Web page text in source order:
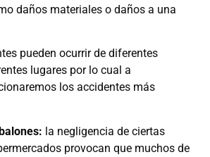
daños materiales o daños a una
pueden ocurrir de diferentes
lugares por lo cual a
los accidentes más
la negligencia de ciertas
provocan que muchos de